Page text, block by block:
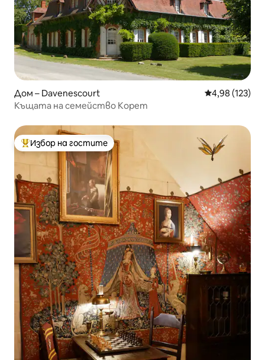
Дом – Davenescourt Средна
4,98 (123)
Къщата на семейство Корет
Най-популярен избор на гостите
Избор на гостите